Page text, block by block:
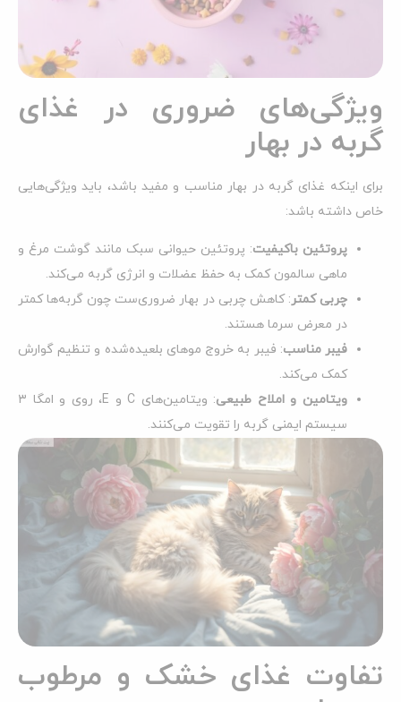
ویژگی‌های ضروری در غذای
گربه در بهار
برای اینکه غذای گربه در بهار مناسب و مفید باشد، باید ویژگی‌هایی
خاص داشته باشد:
پروتئین باکیفیت: پروتئین حیوانی سبک مانند گوشت مرغ و
ماهی سالمون کمک به حفظ عضلات و انرژی گربه می‌کند.
چربی کمتر: کاهش چربی در بهار ضروری‌ست چون گربه‌ها کمتر
در معرض سرما هستند.
فیبر مناسب: فیبر به خروج موهای بلعیده‌شده و تنظیم گوارش
کمک می‌کند.
ویتامین و املاح طبیعی
: ویتامین‌های C و E، روی و امگا ۳
سیستم ایمنی گربه را تقویت می‌کنند.
تفاوت غذای خشک و مرطوب